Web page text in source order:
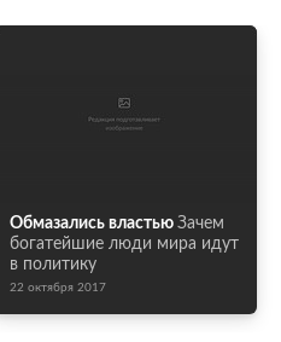
Обмазались властью Зачем
богатейшие люди мира идут
в политику
22 октября 2017